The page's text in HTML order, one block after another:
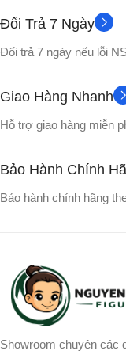
Đổi Trả 7 Ngày
Đổi trả 7 ngày nếu lỗi
Giao Hàng Nhanh
Hỗ trợ giao hàng miễn
Bảo Hành Chính
Bảo hành chính hãng
Showroom chuyên các